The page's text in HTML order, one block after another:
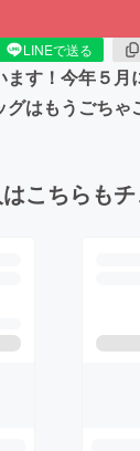
LINEで送る
ます！今年５
はもうごちゃ
こちらも